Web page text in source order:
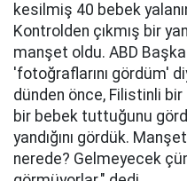
kesilmiş 40 bebek
Kontrolden çıkmış bir
manşet oldu. ABD
'fotoğraflarını gördüm'
dünden önce, Filistinli
bir bebek tuttuğunu
yandığını gördük.
nerede? Gelmeyecek